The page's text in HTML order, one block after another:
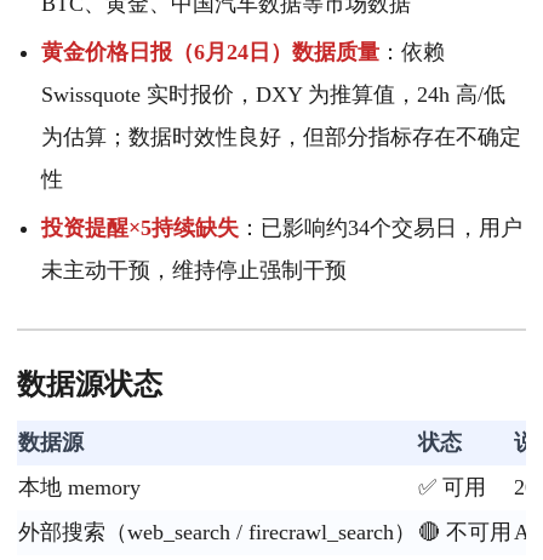
黄金价格日报（6月24日）数据质量 ：依赖
Swissquote 实时报价，DXY 为推算值，24h 高/低
为估算；数据时效性良好，但部分指标存在不确定
性
投资提醒×5持续缺失 ：已影响约34个交易日，用户
未主动干预，维持停止强制干预
数据源状态
数据源 状态
说
本地 memory
✅ 可用
外部搜索（web_search / firecrawl_search）
🔴 不可用